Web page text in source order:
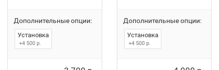
Дополнительные опции:
Установка
+4 500 р.
Дополнительные опции:
Установка
+4 500 р.